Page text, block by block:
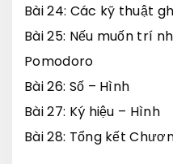
Bài 24: Các kỹ thuật
Bài 25: Nếu muốn trí
Pomodoro
Bài 26: Số – Hình
Bài 27: Ký hiệu – Hình
Bài 28: Tổng kết